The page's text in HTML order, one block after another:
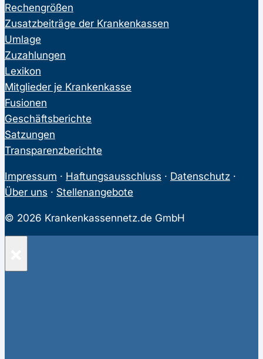
Rechengrößen
Zusatzbeiträge der Krankenkassen
Umlage
Zuzahlungen
Lexikon
Mitglieder je Krankenkasse
Fusionen
Geschäftsberichte
Satzungen
Transparenzberichte
Impressum · Haftungsausschluss · Datenschutz ·
Über uns · Stellenangebote
© 2026 Krankenkassennetz.de GmbH